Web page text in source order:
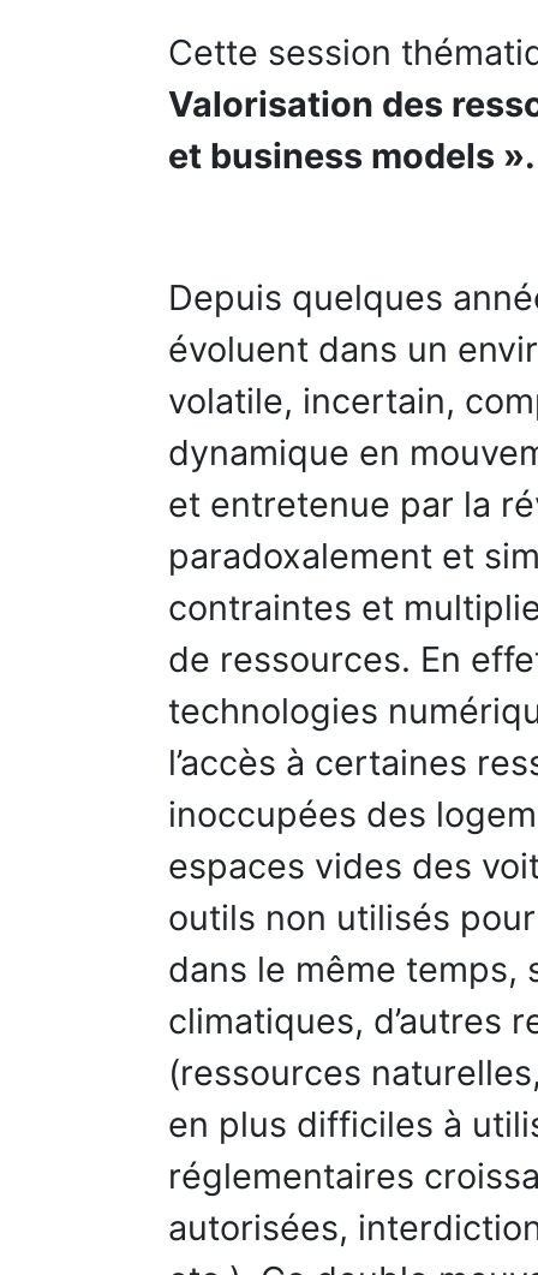
Cette session
Valorisation des
et business models ».
Depuis quelques
évoluent dans un
volatile, incertain,
dynamique en
et entretenue par la
paradoxalement et
contraintes et
de ressources. En
technologies
l’accès à certaines
inoccupées des
espaces vides des
outils non utilisés
dans le même temps,
climatiques, d’autres
(ressources
en plus difficiles à
réglementaires
autorisées,